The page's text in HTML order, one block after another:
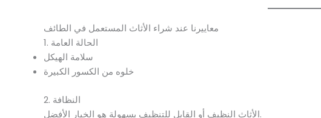
معاييرنا عند شراء الأثاث المستعمل في الطائف
1. الحالة العامة
سلامة الهيكل
خلوه من الكسور الكبيرة
2. النظافة
الأثاث النظيف أو القابل للتنظيف بسهولة هو الخيار الأفضل.